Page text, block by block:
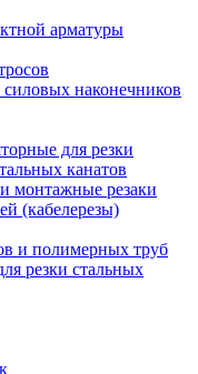
арматуры
наконечников
для резки
канатов
монтажные резаки
(кабелерезы)
и полимерных труб
резки стальных